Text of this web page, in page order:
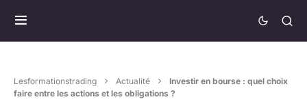
Lesformationstrading Actualité
Investir en bourse : quel choix
faire entre les actions et les obligations ?